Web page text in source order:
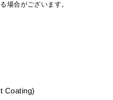
場合がございます。
Coating)